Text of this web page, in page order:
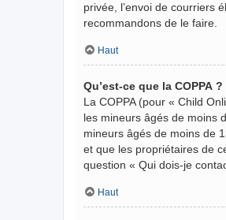
privée, l’envoi de courriers
recommandons de le faire.
Haut
Qu’est-ce que la COPPA ?
La COPPA (pour « Child
les mineurs âgés de moins
mineurs âgés de moins de
et que les propriétaires de
question « Qui dois-je
Haut